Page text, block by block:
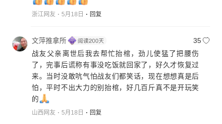
浙江网友 5月18日 回复
文萍推拿所
35
战友父亲离世后我去帮忙抬棺，劲儿使猛了把腰伤
了，完事后谎称有事没吃饭就回家了，好久才恢复过
来。当时没敢吭气怕战友们都笑话，现在想想真是后
怕，平时不出大力的别抬棺，好几百斤真不是开玩笑
的
山西网友 5月18日 回复